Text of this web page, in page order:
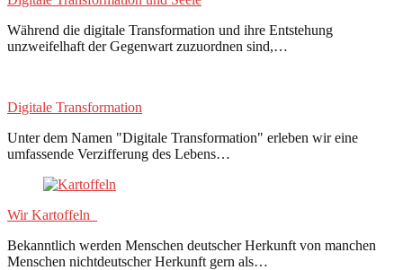
Während die digitale Transformation und ihre Entstehung
unzweifelhaft der Gegenwart zuzuordnen sind,…
Digitale Transformation
Unter dem Namen "Digitale Transformation" erleben wir eine
umfassende Verzifferung des Lebens…
Wir Kartoffeln
Bekanntlich werden Menschen deutscher Herkunft von manchen
Menschen nichtdeutscher Herkunft gern als…